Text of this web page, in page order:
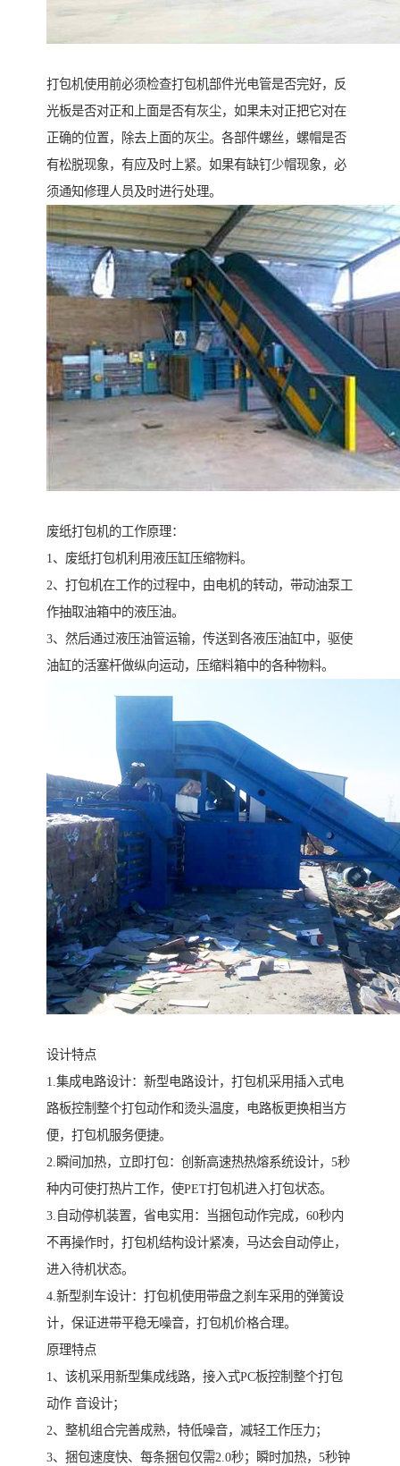
打包机使用前必须检查打包机部件光电管是否完好，反
光板是否对正和上面是否有灰尘，如果未对正把它对在
正确的位置，除去上面的灰尘。各部件螺丝，螺帽是否
有松脱现象，有应及时上紧。如果有缺钉少帽现象，必
须通知修理人员及时进行处理。
废纸打包机的工作原理：
1、废纸打包机利用液压缸压缩物料。
2、打包机在工作的过程中，由电机的转动，带动油泵工
作抽取油箱中的液压油。
3、然后通过液压油管运输，传送到各液压油缸中，驱使
油缸的活塞杆做纵向运动，压缩料箱中的各种物料。
设计特点
1.集成电路设计：新型电路设计，打包机采用插入式电
路板控制整个打包动作和烫头温度，电路板更换相当方
便，打包机服务便捷。
2.瞬间加热，立即打包：创新高速热热熔系统设计，5秒
种内可使打热片工作，使PET打包机进入打包状态。
3.自动停机装置，省电实用：当捆包动作完成，60秒内
不再操作时，打包机结构设计紧凑，马达会自动停止，
进入待机状态。
4.新型刹车设计：打包机使用带盘之刹车采用的弹簧设
计，保证进带平稳无噪音，打包机价格合理。
原理特点
1、该机采用新型集成线路，接入式PC板控制整个打包
动作 音设计；
2、整机组合完善成熟，特低噪音，减轻工作压力；
3、捆包速度快、每条捆包仅需2.0秒；瞬时加热，5秒钟